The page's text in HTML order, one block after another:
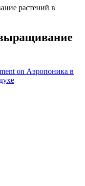
растений в
on Аэропоника в